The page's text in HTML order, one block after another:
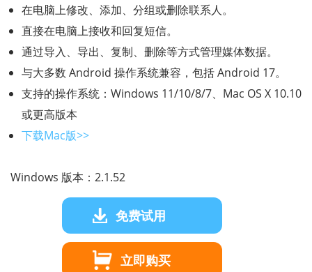
在电脑上修改、添加、分组或删除联系人。
直接在电脑上接收和回复短信。
通过导入、导出、复制、删除等方式管理媒体数据。
与大多数 Android 操作系统兼容，包括 Android 17。
支持的操作系统：Windows 11/10/8/7、Mac OS X 10.10
或更高版本
下载Mac版>>
Windows 版本：2.1.52
免费试用
立即购买